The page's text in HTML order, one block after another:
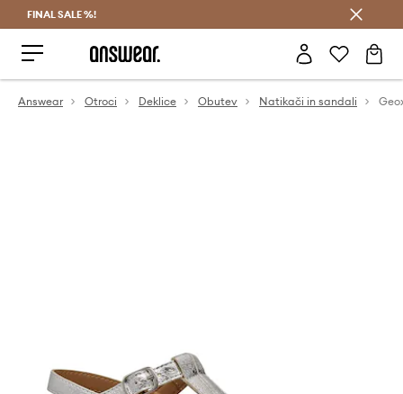
FINAL SALE %!
Answear Otroci Deklice Obutev Natikači in sandali